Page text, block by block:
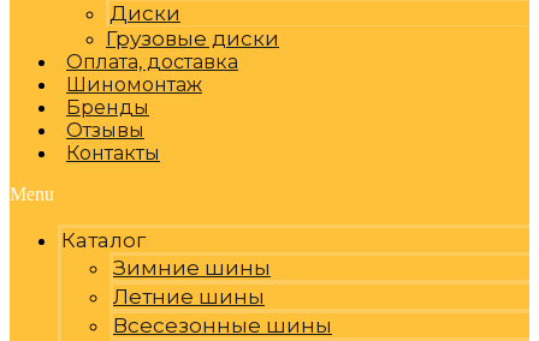
Диски
Грузовые диски
Оплата, доставка
Шиномонтаж
Бренды
Отзывы
Контакты
Menu
Каталог
Зимние шины
Летние шины
Всесезонные шины